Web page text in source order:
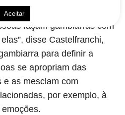
coisas novas.
façam gambiarras com
disse Castelfranchi,
para definir a
se apropriam das
e as mesclam com
por exemplo, à
Aceitar